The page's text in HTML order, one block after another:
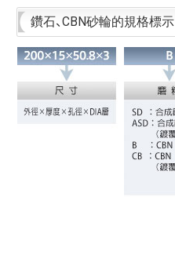
鑽石、CBN砂輪的規格標示